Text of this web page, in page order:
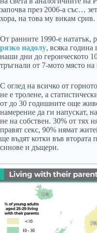
започва през 2006-а със…
хора, на това му викам срив.
От ранните 1990-е нататък,
рязко надолу, всяка година
наши дни до героическото
тръгнали от 7-мото място
С оглед на всичко от
не е тролене, а
от до 30 годишните още
намерение да ги напускат,
не на собствен. 30% от тях
правят секс, 90% нямат
ще въдят котки във втората
синове и дъщери.